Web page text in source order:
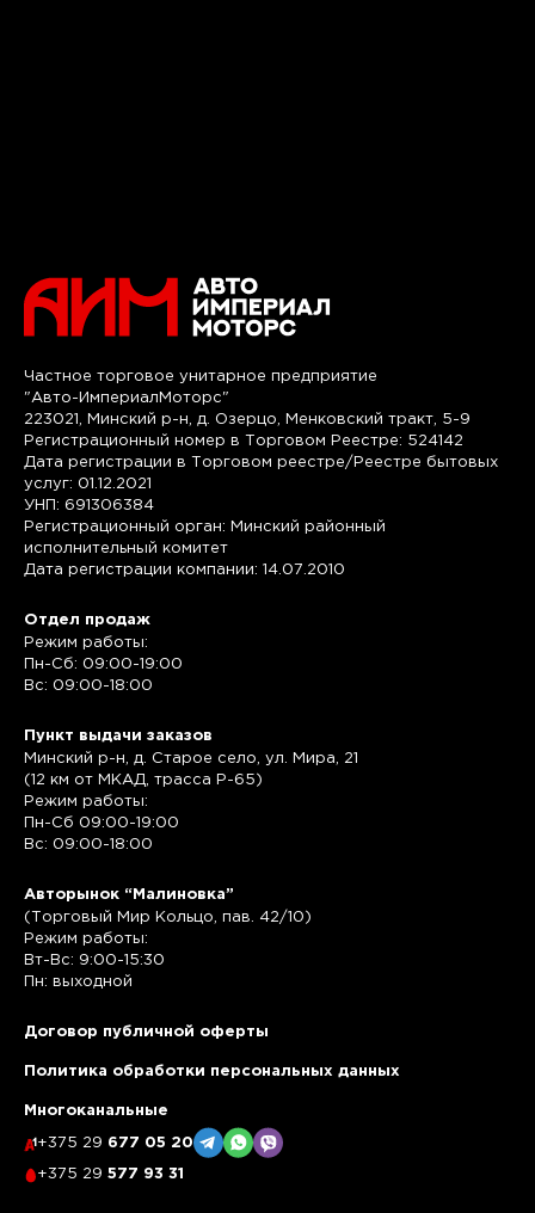
Частное торговое унитарное предприятие
"Авто-ИмпериалМоторс"
223021, Минский р-н, д. Озерцо, Менковский тракт, 5-9
Регистрационный номер в Торговом Реестре: 524142
Дата регистрации в Торговом реестре/Реестре бытовых
услуг: 01.12.2021
УНП: 691306384
Регистрационный орган: Минский районный
исполнительный комитет
Дата регистрации компании: 14.07.2010
Отдел продаж
Режим работы:
Пн-Сб: 09:00-19:00
Вс: 09:00-18:00
Пункт выдачи заказов
Минский р-н, д. Старое село, ул. Мира, 21
(12 км от МКАД, трасса P-65)
Режим работы:
Пн-Сб 09:00-19:00
Вс: 09:00-18:00
Авторынок “Малиновка”
(Торговый Мир Кольцо, пав. 42/10)
Режим работы:
Вт-Вс: 9:00-15:30
Пн: выходной
Договор публичной оферты
Политика обработки персональных данных
Многоканальные
+375 29 677 05 20
+375 29 577 93 31